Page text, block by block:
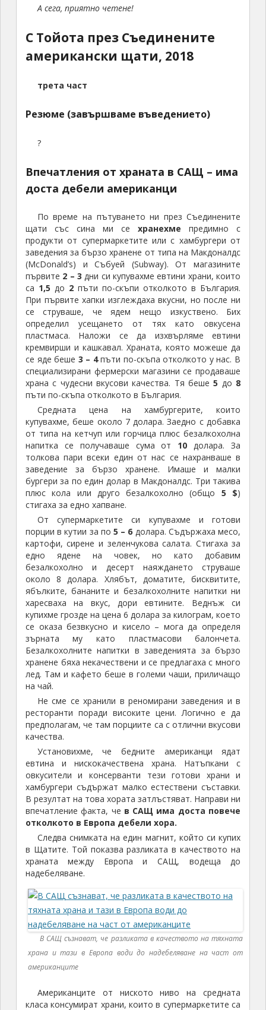
А сега, приятно четене!
С Тойота през Съединените
американски щати, 2018
трета част
Резюме (завършваме въведението)
?
Впечатления от храната в САЩ – има
доста дебели американци
По време на пътуването ни през Съединените
щати със сина ми сехранехмепредимно с
продукти от супермаркетите или с хамбургери от
заведения за бързо хранене от типа на Макдоналдс
(McDonald’s) и Събуей (Subway). От магазините
първите 2 – 3 дни си купувахме евтини храни, които
са 1,5 до 2 пъти по-скъпи отколкото в България.
При първите хапки изглеждаха вкусни, но после ни
се струваше, че ядем нещо изкуствено. Бих
определил усещането от тях като овкусена
пластмаса. Наложи се да изхвърляме евтини
кремвирши и кашкавал. Храната, която можеше да
се яде беше 3 – 4пъти по-скъпа отколкото у нас. В
специализирани фермерски магазини се продаваше
храна с чудесни вкусови качества. Тя беше 5 до 8
пъти по-скъпа отколкото в България.
Средната цена на хамбургерите, които
купувахме, беше около 7 долара. Заедно с добавка
от типа на кетчуп или горчица плюс безалкохолна
напитка се получаваше сума от 10 долара. За
толкова пари всеки един от нас се нахранваше в
заведение за бързо хранене. Имаше и малки
бургери за по един долар в Макдоналдс. Три такива
плюс кола или друго безалкохолно (общо 5 $)
стигаха за едно хапване.
От супермаркетите си купувахме и готови
порции в кутии за по 5 – 6 долара. Съдържаха месо,
картофи, сирене и зеленчукова салата. Стигаха за
едно ядене на човек, но като добавим
безалкохолно и десерт наяждането струваше
около 8 долара. Хлябът, доматите, бисквитите,
ябълките, бананите и безалкохолните напитки ни
харесваха на вкус, дори евтините. Веднъж си
купихме грозде на цена 6 долара за килограм, което
се оказа безвкусно и кисело – мога да определя
зърната му като пластмасови балончета.
Безалкохолните напитки в заведенията за бързо
хранене бяха некачествени и се предлагаха с много
лед. Там и кафето беше в големи чаши, приличащо
на чай.
Не сме се хранили в реномирани заведения и в
ресторанти поради високите цени. Логично е да
предполагам, че там порциите са с отлични вкусови
качества.
Установихме, че бедните американци ядат
евтина и нискокачествена храна. Натъпкани с
овкусители и консерванти тези готови храни и
хамбургери съдържат малко естествени съставки.
В резултат на това хората затлъстяват. Направи ни
впечатление факта, че в САЩ има доста повече
отколкото в Европа дебели хора.
Следва снимката на един магнит, който си купих
в Щатите. Той показва разликата в качеството на
храната между Европа и САЩ, водеща до
надебеляване.
В САЩ съзнават, че разликата в качеството на тяхната
храна и тази в Европа води до надебеляване на част от
американците
Американците от ниското ниво на средната
класа консумират храни, които в супермаркетите са